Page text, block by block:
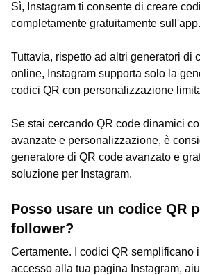
Sì, Instagram ti consente di creare
completamente gratuitamente sull'app.
Tuttavia, rispetto ad altri generatori di
online, Instagram supporta solo la
codici QR con personalizzazione
Se stai cercando QR code dinamici
avanzate e personalizzazione, è
generatore di QR code avanzato e
soluzione per Instagram.
Posso usare un codice QR
follower?
Certamente. I codici QR semplificano
accesso alla tua pagina Instagram,